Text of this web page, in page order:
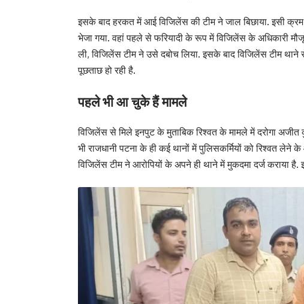
इसके बाद हरकत में आई विजिलेंस की टीम ने जाल बिछाया. इसी
भेजा गया. वहां पहले से फरियादी के रूप में विजिलेंस के अधिकारी
ली, विजिलेंस टीम ने उसे दबोच लिया. इसके बाद विजिलेंस टीम
पूछताछ हो रही है.
पहले भी आ चुके हैं मामले
विजिलेंस से मिले इनपुट के मुताबिक रिश्वत के मामले में दरोगा अजीत
भी राजधानी पटना के ही कई थानों में पुलिसकर्मियों को रिश्वत
विजिलेंस टीम ने आरोपियों के अपने ही थाने में मुकदमा दर्ज कराया